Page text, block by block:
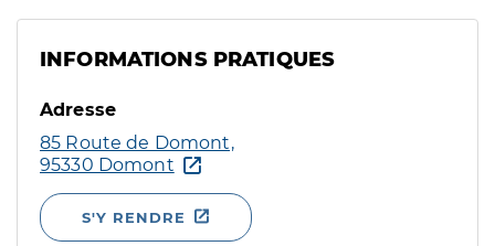
INFORMATIONS PRATIQUES
Adresse
85 Route de Domont,
95330 Domont
S'Y RENDRE